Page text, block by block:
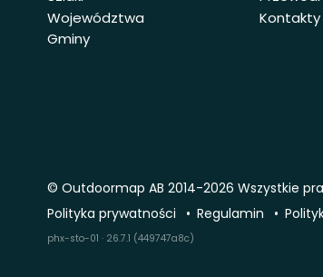
Województwa
Gminy
Kontakty
© Outdoormap AB 2014-2026 Wszystkie
Polityka prywatności
Regulamin
phx-sto-01 · 26.7.1 (449747a8c)